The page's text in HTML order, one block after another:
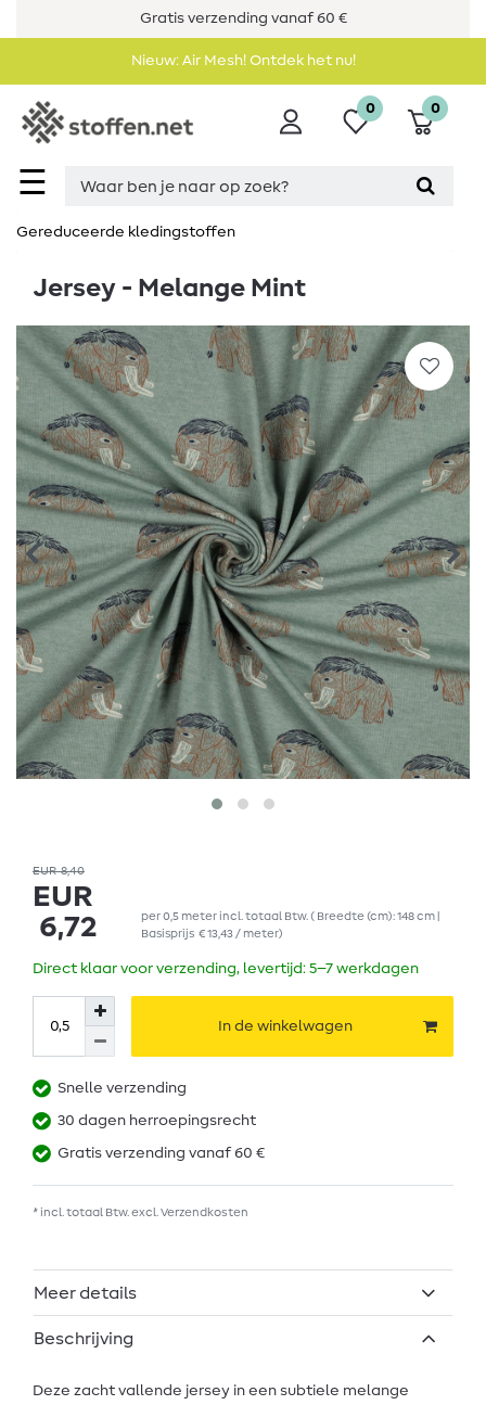
Gratis verzending vanaf 60 €
Nieuw: Air Mesh! Ontdek het nu!
☰
0 0
Gereduceerde kledingstoffen
Jersey - Melange Mint
EUR 8,40
EUR
6,72
per0,5 meter incl. totaal Btw. ( Breedte (cm): 148 cm |
Basisprijs € 13,43 / meter)
Direct klaar voor verzending, levertijd: 5–7 werkdagen
In de winkelwagen
Snelle verzending
30 dagen herroepingsrecht
Gratis verzending vanaf 60 €
* incl. totaal Btw. excl.Verzendkosten
Meer details
Beschrijving
Deze zacht vallende jersey in een subtiele melange